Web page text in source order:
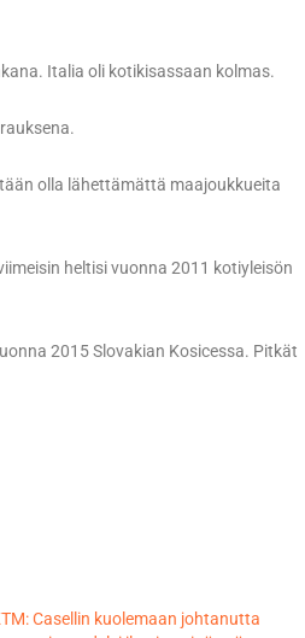
Italia oli kotikisassaan kolmas.
olla lähettämättä maajoukkueita
heltisi vuonna 2011 kotiyleisön
2015 Slovakian Kosicessa. Pitkät
Casellin kuolemaan johtanutta